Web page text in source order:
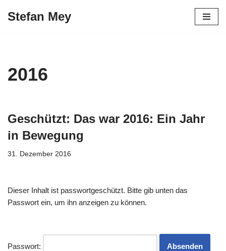
Stefan Mey
2016
Geschützt: Das war 2016: Ein Jahr
in Bewegung
31. Dezember 2016
Dieser Inhalt ist passwortgeschützt. Bitte gib unten das
Passwort ein, um ihn anzeigen zu können.
Passwort: